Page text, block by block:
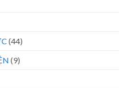
(44)
(9)